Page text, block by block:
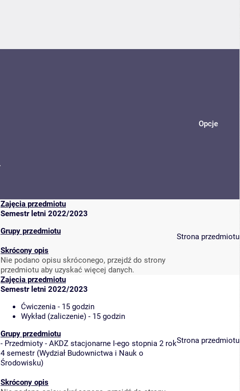
Opcje
Zajęcia przedmiotu
Semestr letni 2022/2023
Grupy przedmiotu
Skrócony opis
Nie podano opisu skróconego, przejdź do strony
przedmiotu aby uzyskać więcej danych.
Strona przedmiotu
Zajęcia przedmiotu
Semestr letni 2022/2023
Ćwiczenia - 15 godzin
Wykład (zaliczenie) - 15 godzin
Grupy przedmiotu
- Przedmioty - AKDZ stacjonarne I-ego stopnia 2 rok
4 semestr (Wydział Budownictwa i Nauk o
Środowisku)
Skrócony opis
Strona przedmiotu